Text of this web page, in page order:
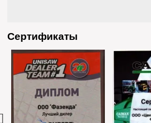
Сертификаты